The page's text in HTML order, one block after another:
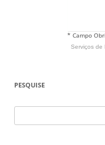
* Campo
Serviços de
PESQUISE
por: